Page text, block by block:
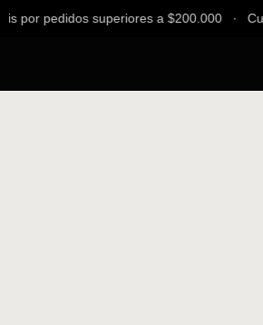
por pedidos superiores a $200.000 ∙